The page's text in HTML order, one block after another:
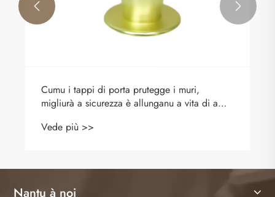
Cumu i tappi di porta prutegge i muri,
migliurà a sicurezza è allunganu a vita di a
Vede più >>
 
Nantu à noi